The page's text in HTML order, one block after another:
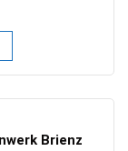
Brienz